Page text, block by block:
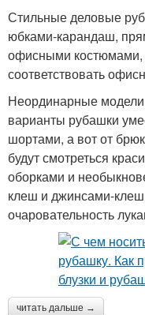
Стильные деловые
юбками-карандаш,
офисными костюмами,
соответствовать
Неординарные
варианты рубашки
шортами, а вот от
будут смотреться
оборками и
клеш и джинсами-
очаровательность
читать дальше →